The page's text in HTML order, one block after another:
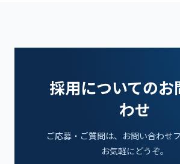
採用についてのお
わせ
ご応募・ご質問は、お問い合わせ
お気軽にどうぞ。